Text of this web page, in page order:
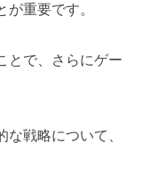
重要です。
とで、さらにゲー
戦略について、